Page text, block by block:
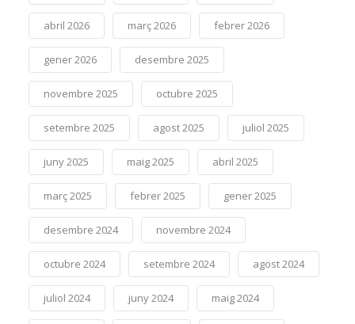
abril 2026 març 2026 febrer 2026
gener 2026 desembre 2025
novembre 2025 octubre 2025
setembre 2025 agost 2025 juliol 2025
juny 2025 maig 2025 abril 2025
març 2025 febrer 2025 gener 2025
desembre 2024 novembre 2024
octubre 2024 setembre 2024 agost 2024
juliol 2024 juny 2024 maig 2024